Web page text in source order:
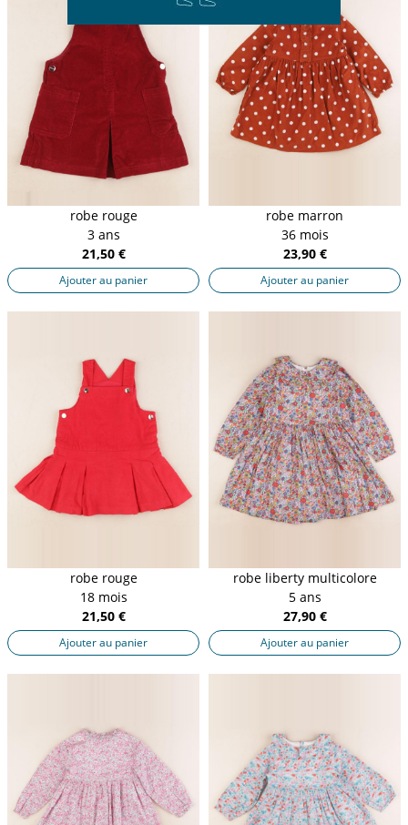
robe rouge
3 ans
21,50 €
Ajouter au panier
robe marron
36 mois
23,90 €
Ajouter au panier
robe rouge
18 mois
21,50 €
Ajouter au panier
robe liberty multicolore
5 ans
27,90 €
Ajouter au panier